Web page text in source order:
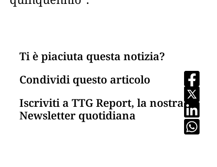
Ti è piaciuta questa notizia?
Condividi questo articolo
Iscriviti a TTG Report, la nostra
Newsletter quotidiana